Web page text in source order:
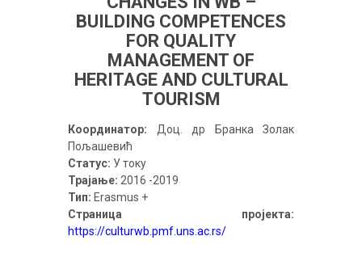
BUILDING COMPETENCES
FOR QUALITY
MANAGEMENT OF
HERITAGE AND CULTURAL
TOURISM
Координатор: Доц. др Бранка Золак
Пољашевић
Статус: У току
Трајање: 2016 -2019
Тип: Erasmus +
Страница пројекта:
https://culturwb.pmf.uns.ac.rs/